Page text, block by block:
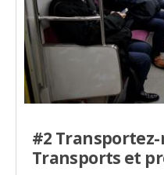
#2 Transportez-
Transports et